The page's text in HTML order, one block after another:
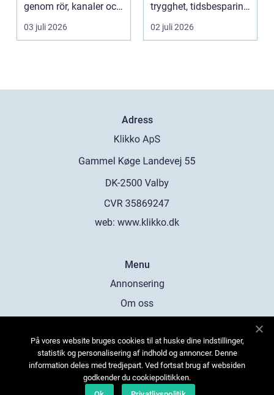
genom rör, kanaler och
tekniska insta...
03 juli 2026
trygghet, tidsbesparing
oc...
02 juli 2026
Adress
web: www.klikko.dk
Menu
Annonsering
Om oss
Kontakta oss
Sitemap
På vores website bruges cookies til at huske dine indstillinger,
statistik og personalisering af indhold og annoncer. Denne
information deles med tredjepart. Ved fortsat brug af websiden
godkender du cookiepolitikken.